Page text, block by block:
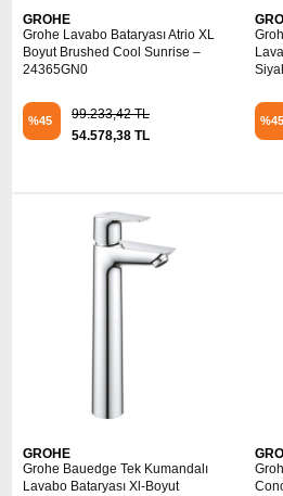
GROHE
Grohe Lavabo Bataryası Atrio XL
Boyut Brushed Cool Sunrise –
24365GN0
%45
99.233,42 TL
54.578,38 TL
%45
GROHE
Grohe Bauedge Tek Kumandalı
Lavabo Bataryası Xl-Boyut